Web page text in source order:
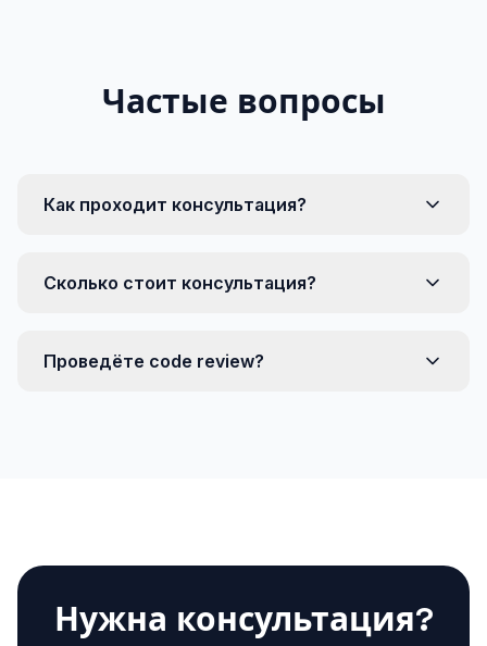
Частые вопросы
Как проходит консультация?
Сколько стоит консультация?
Проведёте code review?
Нужна консультация?